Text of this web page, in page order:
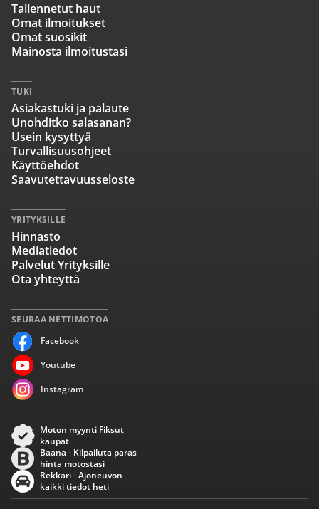
SEURAA NETTIMOTOA
Facebook
Youtube
Instagram
Tallennetut haut
Omat ilmoitukset
Omat suosikit
Mainosta ilmoitustasi
TUKI
Asiakastuki ja palaute
Unohditko salasanan?
Usein kysyttyä
Turvallisuusohjeet
Käyttöehdot
Saavutettavuusseloste
YRITYKSILLE
Hinnasto
Mediatiedot
Palvelut Yrityksille
Ota yhteyttä
Moton myynti Fiksut
kaupat
Baana - Kilpailuta paras
hinta motostasi
Rekkari - Ajoneuvon
kaikki tiedot heti